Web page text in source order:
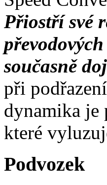
Přiostří své
současně
při
dynamika
které
Podvozek